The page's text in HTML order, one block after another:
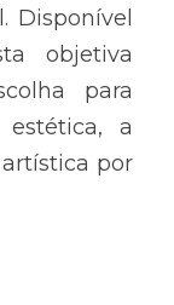
Disponível
objetiva
para
a
por